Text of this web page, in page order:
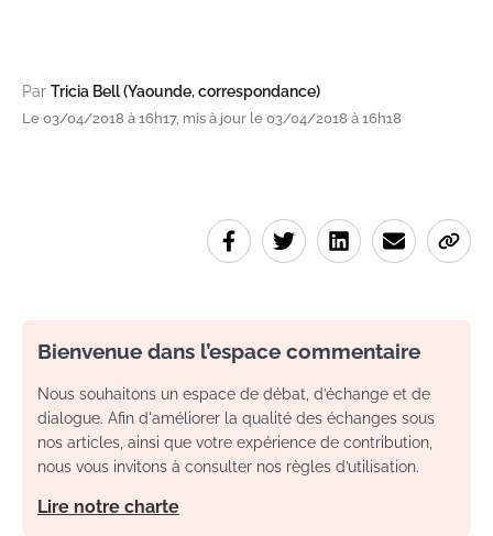
Par Tricia Bell (Yaounde, correspondance)
Le 03/04/2018 à 16h17, mis à jour le 03/04/2018 à 16h18
Bienvenue dans l’espace commentaire
Nous souhaitons un espace de débat, d’échange et de
dialogue. Afin d'améliorer la qualité des échanges sous
nos articles, ainsi que votre expérience de contribution,
nous vous invitons à consulter nos règles d’utilisation.
Lire notre charte